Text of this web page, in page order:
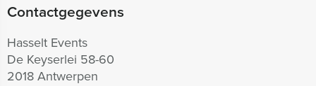
Contactgegevens
Hasselt Events
De Keyserlei 58-60
2018 Antwerpen